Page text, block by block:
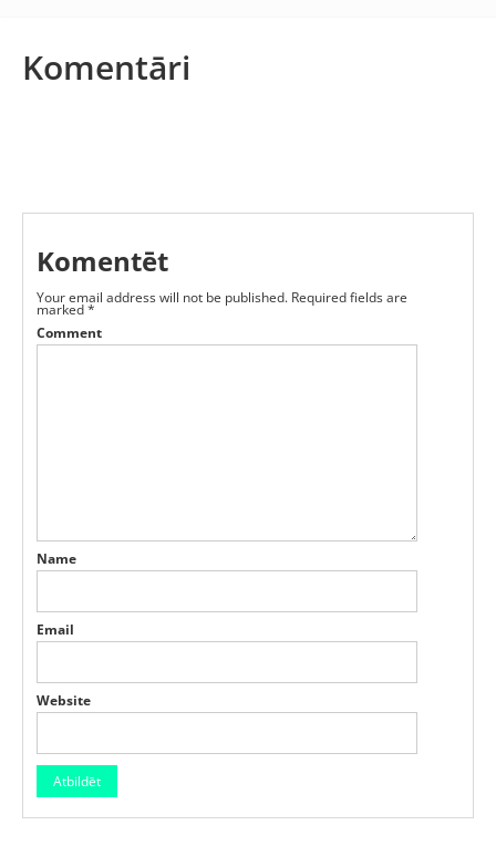
Komentāri
Komentēt
Your email address will not be published. Required fields are
marked*
Comment
Name
Email
Website